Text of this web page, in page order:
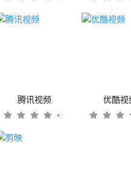
腾讯视频 优酷视